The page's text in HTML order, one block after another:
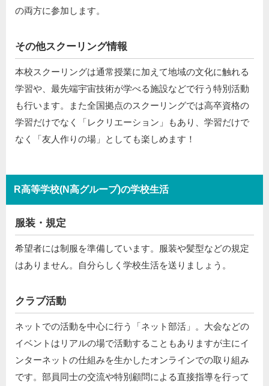
の両⽅に参加します。
その他スクーリング情報
本校スクーリングは通常授業に加えて地域の文化に触れる
学習や、最先端宇宙技術が学べる施設などで行う特別活動
も行います。また全国拠点のスクーリングでは高卒資格の
学習だけでなく「レクリエーション」もあり、学習だけで
なく「友人作りの場」としても楽しめます！
R高等学校(N高グループ)の学校生活
服装・規定
希望者には制服を準備しています。服装や髪型などの規定
はありません。自分らしく学校生活を送りましょう。
クラブ活動
ネットでの活動を中心に行う「ネット部活」。大会などの
イベントはリアルの場で活動することもありますが主にイ
ンターネットの仕組みを生かしたオンラインでの取り組み
です。部員同士の交流や特別顧問による直接指導を行って